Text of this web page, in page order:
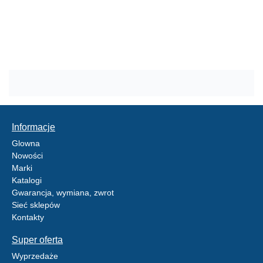
Informacje
Glowna
Nowości
Marki
Katalogi
Gwarancja, wymiana, zwrot
Sieć sklepów
Kontakty
Super oferta
Wyprzedaże